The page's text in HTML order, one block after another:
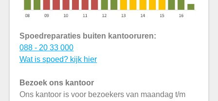
Spoedreparaties buiten kantooruren:
088 - 20 33 000
Wat is spoed? kijk hier
Bezoek ons kantoor
Ons kantoor is voor bezoekers van maandag t/m